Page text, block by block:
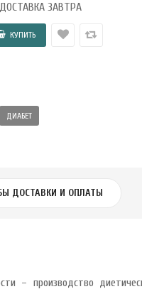
ДОСТАВКА ЗАВТРА
ДИАБЕТ
ДОСТАВКИ И ОПЛАТЫ
– производство